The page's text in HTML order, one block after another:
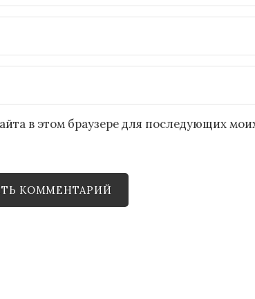
в этом браузере для последующих